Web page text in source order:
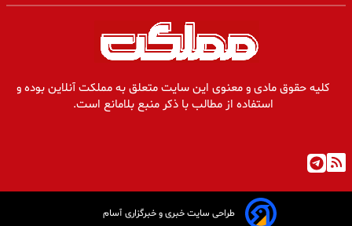
کلیه حقوق مادی و معنوی این سایت متعلق به مملکت آنلاین بوده و
استفاده از مطالب با ذکر منبع بلامانع است.
طراحی سایت خبری و خبرگزاری آسام